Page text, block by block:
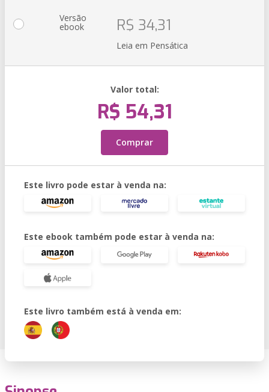
Versão
ebook R$ 34,31
Leia em Pensática
Valor total:
R$ 54,31
Comprar
Este livro pode estar à venda na:
Este ebook também pode estar à venda na:
Este livro também está à venda em: